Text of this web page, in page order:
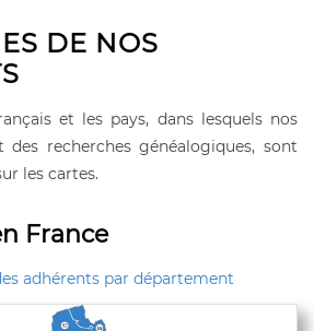
et les pays, dans lesquels nos
des recherches généalogiques, sont
les cartes.
France
adhérents par département